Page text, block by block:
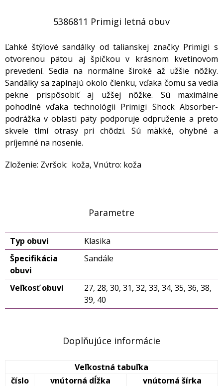
5386811 Primigi letná obuv
Ľahké štýlové sandálky od talianskej značky Primigi s
otvorenou pätou aj špičkou v krásnom kvetinovom
prevedení. Sedia na normálne široké až užšie nôžky.
Sandálky sa zapínajú okolo členku, vďaka čomu sa vedia
pekne prispôsobiť aj užšej nôžke. Sú maximálne
pohodlné vďaka technológii Primigi Shock Absorber-
podrážka v oblasti päty podporuje odpruženie a preto
skvele tlmí otrasy pri chôdzi. Sú mäkké, ohybné a
príjemné na nosenie.
Zloženie: Zvršok: koža, Vnútro: koža
Parametre
Typ obuvi
Klasika
Špecifikácia
obuvi
Sandále
Veľkosť obuvi
27, 28, 30, 31, 32, 33, 34, 35, 36, 38,
39, 40
Doplňujúce informácie
Veľkostná tabuľka
číslo
vnútorná dĺžka vnútorná šírka